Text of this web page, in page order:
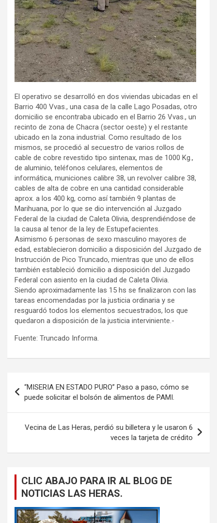
El operativo se desarrolló en dos viviendas ubicadas en el
Barrio 400 Vvas., una casa de la calle Lago Posadas, otro
domicilio se encontraba ubicado en el Barrio 26 Vvas., un
recinto de zona de Chacra (sector oeste) y el restante
ubicado en la zona industrial. Como resultado de los
mismos, se procedió al secuestro de varios rollos de
cable de cobre revestido tipo sintenax, mas de 1000 Kg.,
de aluminio, teléfonos celulares, elementos de
informática, municiones calibre 38, un revolver calibre 38,
cables de alta de cobre en una cantidad considerable
aprox. a los 400 kg, como así también 9 plantas de
Marihuana, por lo que se dio intervención al Juzgado
Federal de la ciudad de Caleta Olivia, desprendiéndose de
la causa al tenor de la ley de Estupefacientes.
Asimismo 6 personas de sexo masculino mayores de
edad, establecieron domicilio a disposición del Juzgado de
Instrucción de Pico Truncado, mientras que uno de ellos
también estableció domicilio a disposición del Juzgado
Federal con asiento en la ciudad de Caleta Olivia.
Siendo aproximadamente las 15 hs se finalizaron con las
tareas encomendadas por la justicia ordinaria y se
resguardó todos los elementos secuestrados, los que
quedaron a disposición de la justicia interviniente.-
Fuente: Truncado Informa.
de
entradas
“MISERIA EN ESTADO PURO” Paso a paso, cómo se
puede solicitar el bolsón de alimentos de PAMI.
Vecina de Las Heras, perdió su billetera y le usaron 6
veces la tarjeta de crédito
CLIC ABAJO PARA IR AL BLOG DE
NOTICIAS LAS HERAS.